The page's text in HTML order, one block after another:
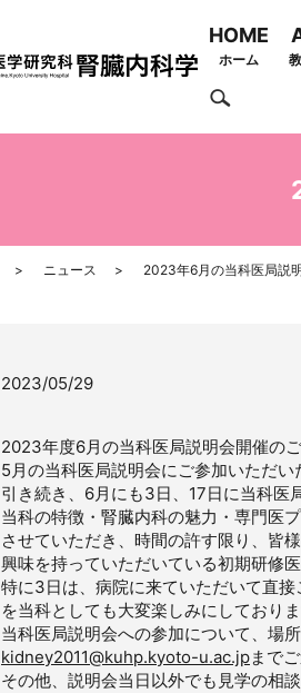
HOME
ホーム
ニュース 2023年6月の当科医局説
2023/05/29
2023年度6月の当科医局説明会開催のご
5月の当科医局説明会にご参加いただい
引き続き、6月にも3日、17日に当科医
当科の特徴・腎臓内科の魅力・専門医
させていただき、時間の許す限り、皆
興味を持っていただいている初期研修
特に3日は、病院に来ていただいて直
を当科としても大変楽しみにしておりま
当科医局説明会への参加について、場
kidney2011@kuhp.kyoto-u.ac.jpまで
その他、説明会当日以外でも見学の相